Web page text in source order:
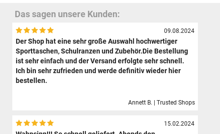
Das sagen unsere Kunden:
09.08.2024
Der Shop hat eine sehr große Auswahl hochwertiger
Sporttaschen, Schulranzen und Zubehör.Die Bestellung
ist sehr einfach und der Versand erfolgte sehr schnell.
Ich bin sehr zufrieden und werde definitiv wieder hier
bestellen.
Annett B. | Trusted Shops
15.02.2024